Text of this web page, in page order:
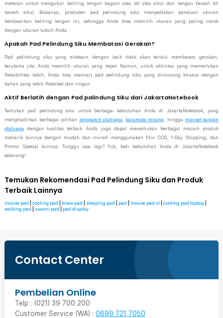
meteran untuk mengukur keliling lengan bagian atas (di atas siku) dan lengan bawah (di
bawah siku). Biasanya, produsen pad pelindung siku menyediakan panduan ukuran
berdasarkan keliling lengan ini, sehingga Anda bisa memilih ukuran yang paling cocok
dengan ukuran tubuh Anda.
Apakah Pad Pelindung Siku Membatasi Gerakan?
Pad pelindung siku yang didesain dengan baik tidak akan terlalu membatasi gerakan,
terutama jika Anda memilih ukuran yang tepat. Namun, untuk aktivitas yang memerlukan
fleksibilitas lebih, Anda bisa mencari pad pelindung siku yang dirancang khusus dengan
bahan yang lebih fleksibel dan ringan.
Aktif Berlatih dengan Pad palindung Siku dari JakartaNotebook
Temukan pad pelindung siku untuk berbagai kebutuhan Anda di JakartaNotebook, yang
menghadirkan berbagai pilihan stopwatch olahraga kacamata renang , hingga manset tangan
olahraga dengan kualitas terbaik. Anda juga dapat menemukan berbagai macam produk
menarik lainnya dengan mudah dan murah menggunakan fitur COD, 1-Day Shipping, dan
Promo Spesial lainnya. Tunggu apa lagi? Yuk, beli kebutuhan Anda di JakartaNotebook
sekarang!
Temukan Rekomendasi Pad Pelindung Siku dan Produk
Terbaik Lainnya
mouse pad cooling pad knew pad sleeping pad pad mouse pad xl cooling pad laptop
walking pad
xiaomi pad pad display
Contact Center
Pembelian Online
Telp : (021) 39 700 200
Customer Service (WA) : 0899 721 7050